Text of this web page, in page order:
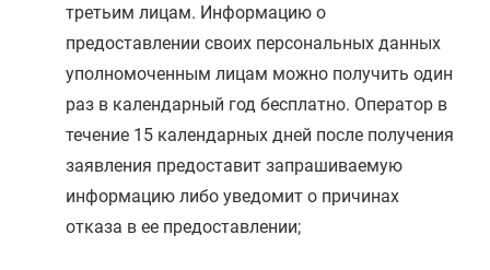
третьим лицам. Информацию о
предоставлении своих персональных данных
уполномоченным лицам можно получить один
раз в календарный год бесплатно. Оператор в
течение 15 календарных дней после получения
заявления предоставит запрашиваемую
информацию либо уведомит о причинах
отказа в ее предоставлении;